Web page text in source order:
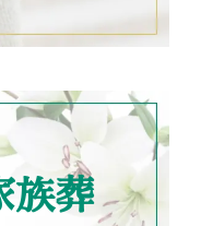
族葬